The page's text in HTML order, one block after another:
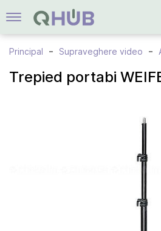
Principal Supraveghere video
Trepied portabi